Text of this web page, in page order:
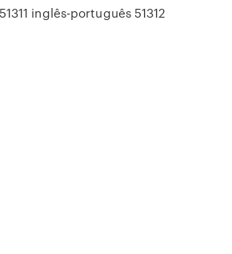
inglês-português 51312